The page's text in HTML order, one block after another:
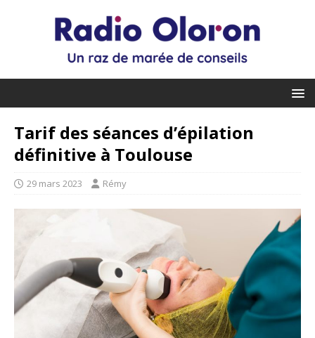
Tarif des séances d’épilation
définitive à Toulouse
29 mars 2023 Rémy